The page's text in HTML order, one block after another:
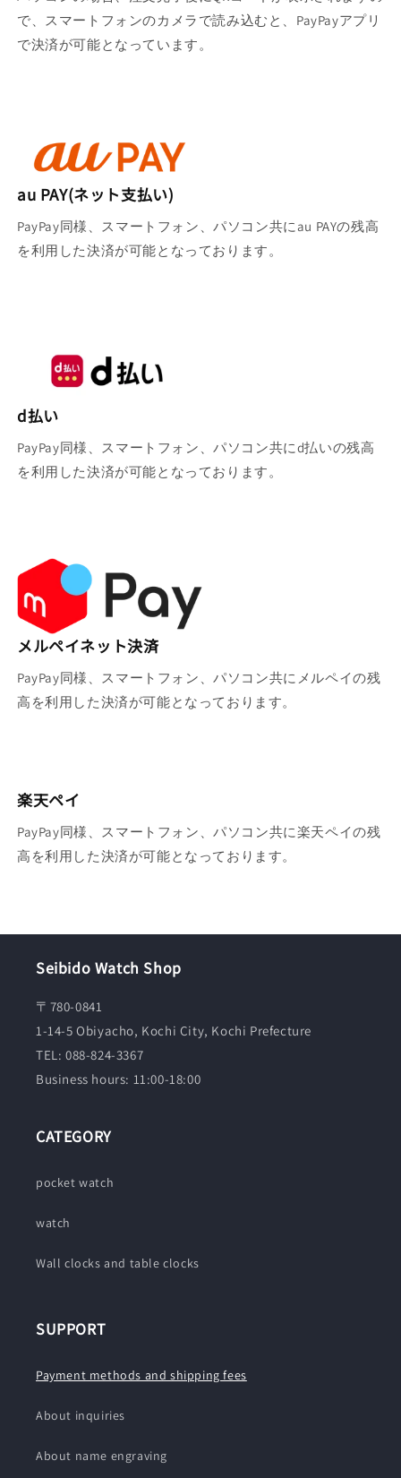
で、スマートフォンのカメラで読み込むと、PayPayアプリ
で決済が可能となっています。
au PAY(ネット支払い)
PayPay同様、スマートフォン、パソコン共にau PAYの残高
を利用した決済が可能となっております。
d払い
PayPay同様、スマートフォン、パソコン共にd払いの残高
を利用した決済が可能となっております。
メルペイネット決済
PayPay同様、スマートフォン、パソコン共にメルペイの残
高を利用した決済が可能となっております。
楽天ペイ
PayPay同様、スマートフォン、パソコン共に楽天ペイの残
高を利用した決済が可能となっております。
Seibido Watch Shop
〒780-0841
1-14-5 Obiyacho, Kochi City, Kochi Prefecture
TEL: 088-824-3367
Business hours: 11:00-18:00
CATEGORY
pocket watch
watch
Wall clocks and table clocks
SUPPORT
Payment methods and shipping fees
About inquiries
About name engraving